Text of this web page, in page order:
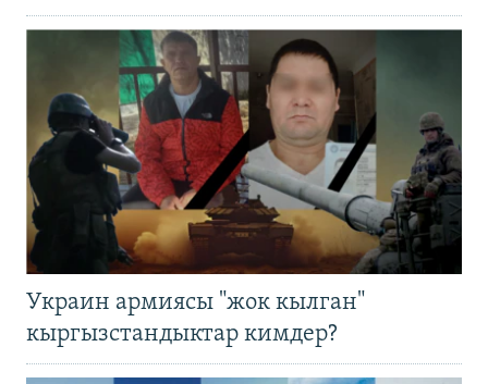
Украин армиясы "жок кылган"
кыргызстандыктар кимдер?